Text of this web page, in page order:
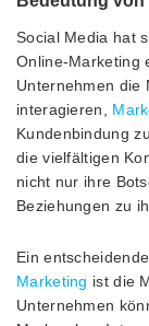
Social Media hat
Online-Marketing
Unternehmen die
interagieren,
Kundenbindung
die vielfältigen
nicht nur ihre
Beziehungen zu
Ein
Marketing ist die
Unternehmen